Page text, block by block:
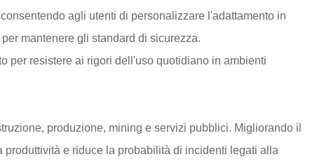
agli utenti di personalizzare l'adattamento in
mantenere gli standard di sicurezza.
per resistere ai rigori dell'uso quotidiano in ambienti
produzione, mining e servizi pubblici. Migliorando il
e riduce la probabilità di incidenti legati alla